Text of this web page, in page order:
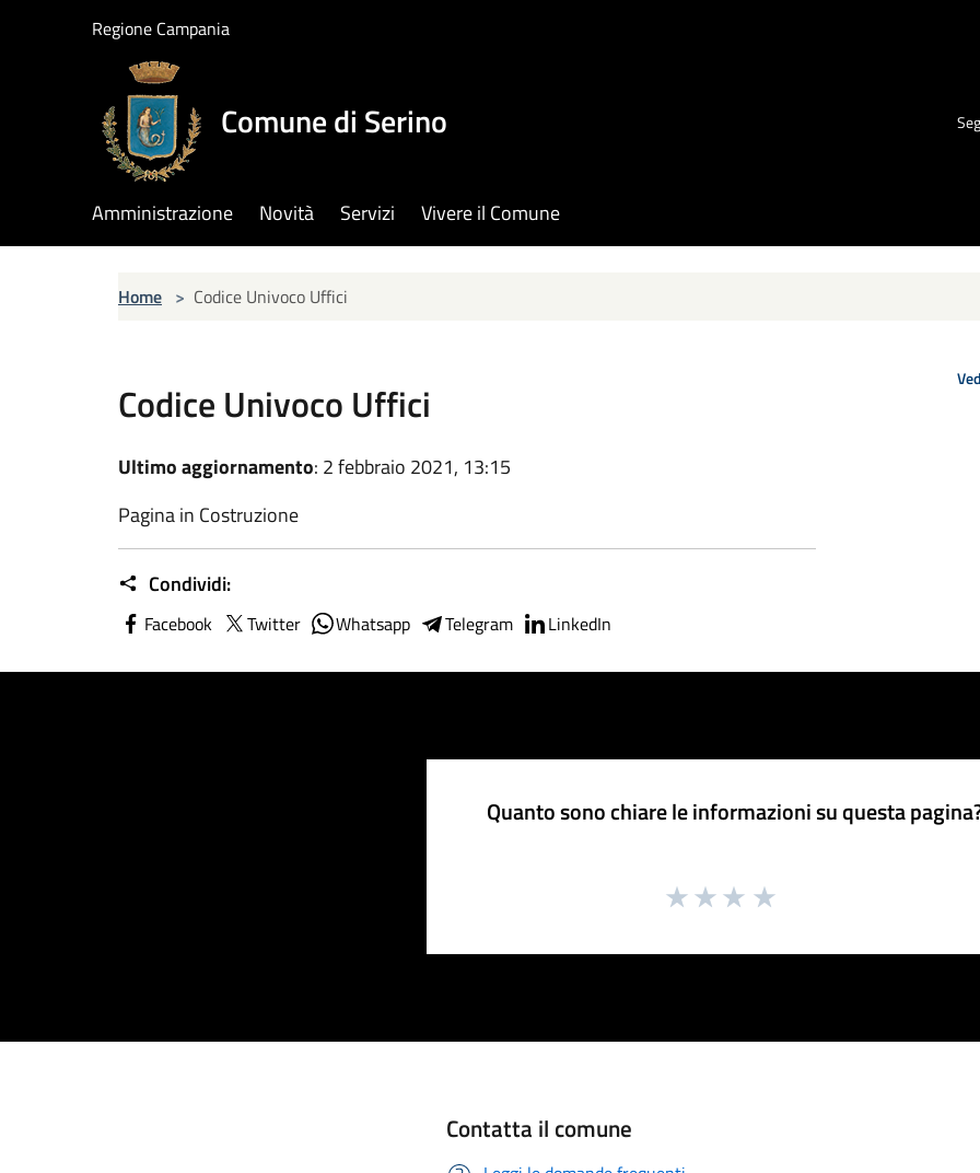
Regione Campania
Comune di Serino
Amministrazione Novità Servizi Vivere il Comune
Home > Codice Univoco Uffici
Codice Univoco Uffici
Ultimo aggiornamento: 2 febbraio 2021, 13:15
Pagina in Costruzione
Condividi:
Facebook Twitter Whatsapp Telegram LinkedIn
Quanto sono chiare le informazioni su questa
Contatta il comune